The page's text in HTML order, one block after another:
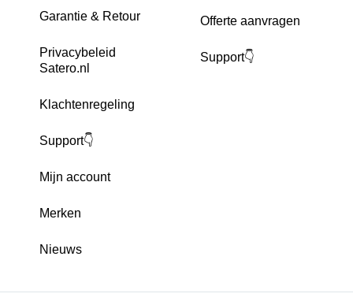
Garantie & Retour
Privacybeleid
Satero.nl
Klachtenregeling
Support👇
Mijn account
Merken
Nieuws
Offerte aanvragen
Support👇